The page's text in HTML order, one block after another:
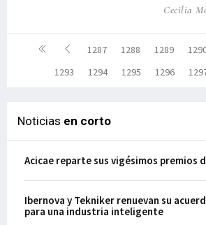
Cecilia
1287 1288 1289
1293
1294 1295 1296
Noticias en corto
Acicae reparte sus vigésimos premios
Ibernova y Tekniker renuevan su
para una industria inteligente